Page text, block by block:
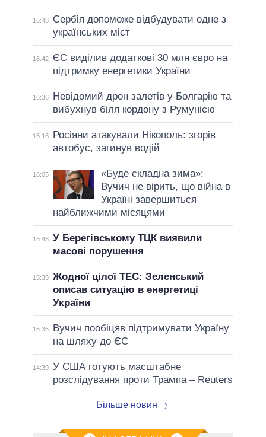
16:48
Сербія допоможе відбудувати одне з
українських міст
16:42
ЄС виділив додаткові 30 млн євро на
підтримку енергетики України
16:36
Невідомий дрон залетів у Болгарію та
вибухнув біля кордону з Румунією
16:16
Росіяни атакували Нікополь: згорів
автобус, загинув водій
16:05
«Буде складна зима»:
Вучич не вірить, що війна в
Україні завершиться
найближчими місяцями
15:48 У Берегівському ТЦК виявили
масові порушення
15:38 Жодної цілої ТЕС: Зеленський
описав ситуацію в енергетиці
України
15:35
Вучич пообіцяв підтримувати Україну
на шляху до ЄС
14:39 У США готують масштабне
розслідування проти Трампа – Reuters
Більше новин